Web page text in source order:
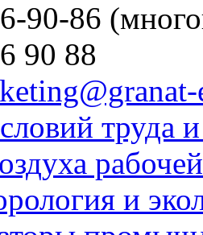
90-86
90 88
труда
и